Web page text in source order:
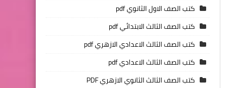
كتب الصف الاول الثانوي pdf
كتب الصف الثالث الابتدائي pdf
كتب الصف الثالث الاعدادي الازهري pdf
كتب الصف الثالث الاعدادي pdf
كتب الصف الثالث الثانوي الازهري PDF